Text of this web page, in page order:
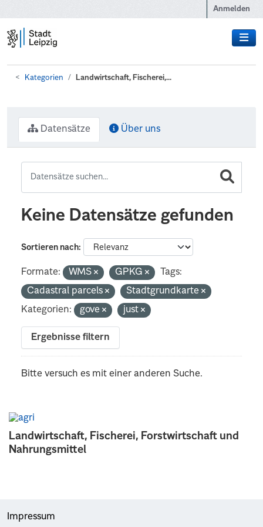
Anmelden
Kategorien Landwirtschaft, Fischerei,...
Landwirtschaft, Fischerei, Forstwirtschaft und
Nahrungsmittel
Datensätze Über uns
Keine Datensätze gefunden
Sortieren nach
Formate: WMS GPKG
Tags:
Cadastral parcels
Stadtgrundkarte
Kategorien:
gove just
Ergebnisse filtern
Bitte versuch es mit einer anderen Suche.
Impressum